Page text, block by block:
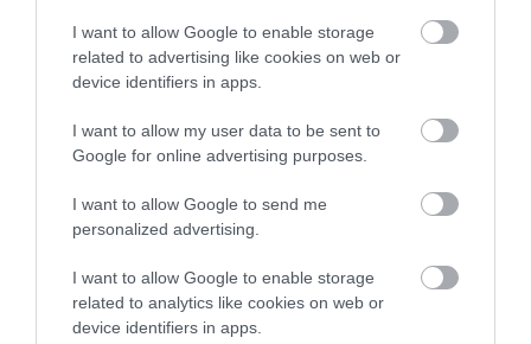
I want to allow Google to enable storage
related to advertising like cookies on web or
device identifiers in apps.
I want to allow my user data to be sent to
Google for online advertising purposes.
I want to allow Google to send me
personalized advertising.
I want to allow Google to enable storage
related to analytics like cookies on web or
device identifiers in apps.
TATA ELBŰVÖLŐ LÁTVÁNYOSSÁGAI,
AMIKÉRT ÉRDEMES MEGNÉZNI
2026. augusztus 08|Promóció
TÖBB MINT EGY HÓNAP IS LEHET, MIRE
TELJESEN ÚJRAINDUL A P...